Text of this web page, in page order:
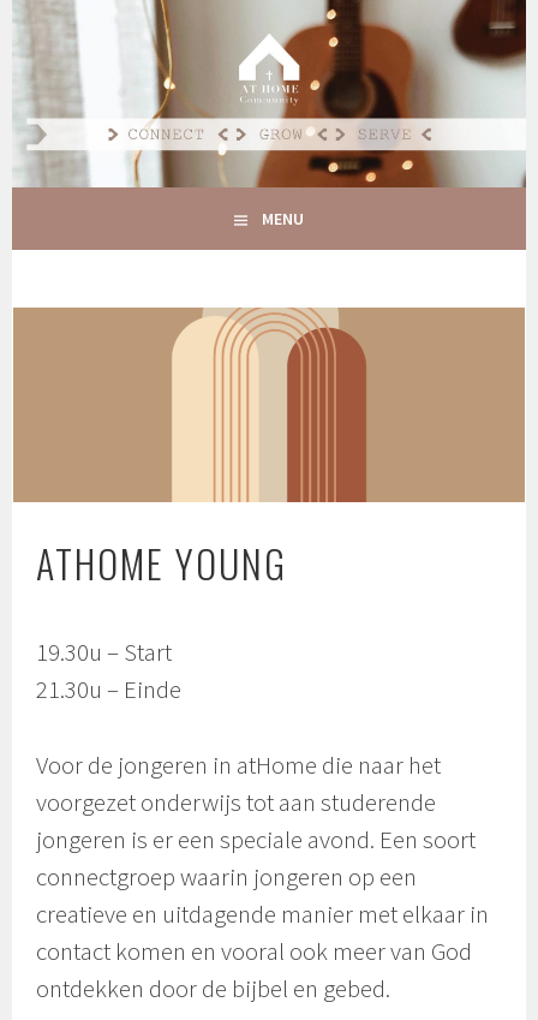
Spring
inhoud
AT HOME COMMUNITY
CONNECT GROW SERVE
MENU
ATHOME YOUNG
19.30u – Start
21.30u – Einde
Voor de jongeren in atHome die naar het
voorgezet onderwijs tot aan studerende
jongeren is er een speciale avond. Een soort
connectgroep waarin jongeren op een
creatieve en uitdagende manier met elkaar in
contact komen en vooral ook meer van God
ontdekken door de bijbel en gebed.